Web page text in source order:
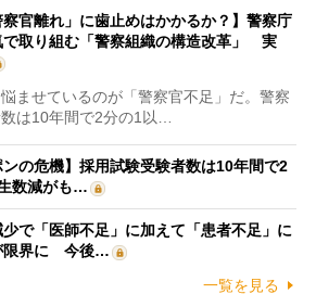
察官離れ」に歯止めはかかるか？】警察庁
で取り組む「警察組織の構造改革」 実
ませているのが「警察官不足」だ。警察
は10年間で2分の1以…
ンの危機】採用試験受験者数は10年間で2
数減がも…
少で「医師不足」に加えて「患者不足」に
限界に 今後…
一覧を見る